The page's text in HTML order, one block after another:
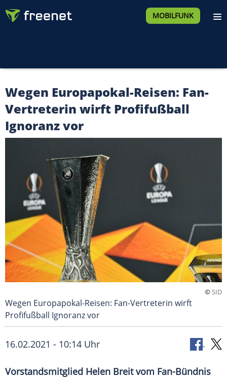
MOBILFUNK
Wegen Europapokal-Reisen: Fan-
Vertreterin wirft Profifußball
Ignoranz vor
©SID
Wegen Europapokal-Reisen: Fan-Vertreterin wirft
Profifußball Ignoranz vor
16.02.2021 - 10:14 Uhr
Vorstandsmitglied Helen Breitvom Fan-Bündnis